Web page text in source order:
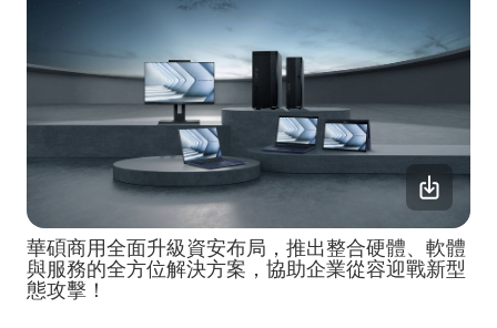
華碩商用全面升級資安布局，推出整合硬體、軟體
與服務的全方位解決方案，協助企業從容迎戰新型
態攻擊！